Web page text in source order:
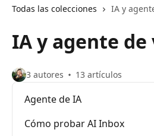
Todas las colecciones IA y
IA y agente de
3 autores 13 artículos
Agente de IA
Cómo probar AI Inbox